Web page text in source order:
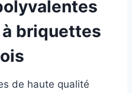
briquettes
de haute qualité